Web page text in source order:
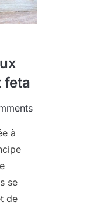
feta
à
se
de